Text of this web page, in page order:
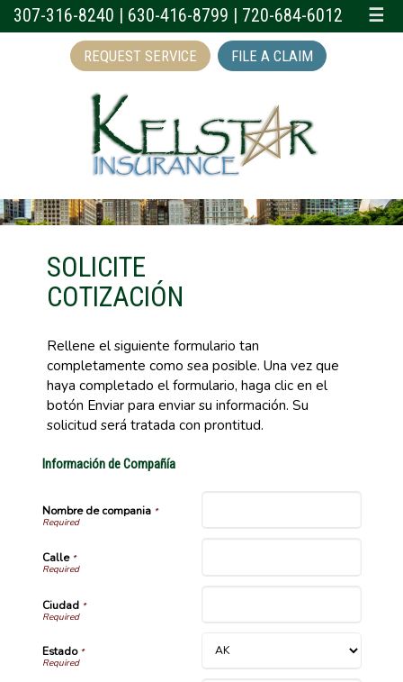
307-316-8240 630-416-8799 720-684-6012 ☰
REQUEST SERVICE FILE A CLAIM
SOLICITE
COTIZACIÓN
Rellene el siguiente formulario tan
completamente como sea posible. Una vez que
haya completado el formulario, haga clic en el
botón Enviar para enviar su información. Su
solicitud será tratada con prontitud.
Información de Compañía
Nombre de compania*
Calle*
Ciudad*
Estado*